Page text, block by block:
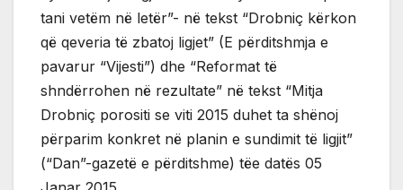
tani vetëm në letër”- në tekst “Drobniç kërkon
që qeveria të zbatoj ligjet” (E përditshmja e
pavarur “Vijesti”) dhe “Reformat të
shndërrohen në rezultate” në tekst “Mitja
Drobniç porositi se viti 2015 duhet ta shënoj
përparim konkret në planin e sundimit të ligjit”
(“Dan”-gazetë e përditshme) tëe datës 05